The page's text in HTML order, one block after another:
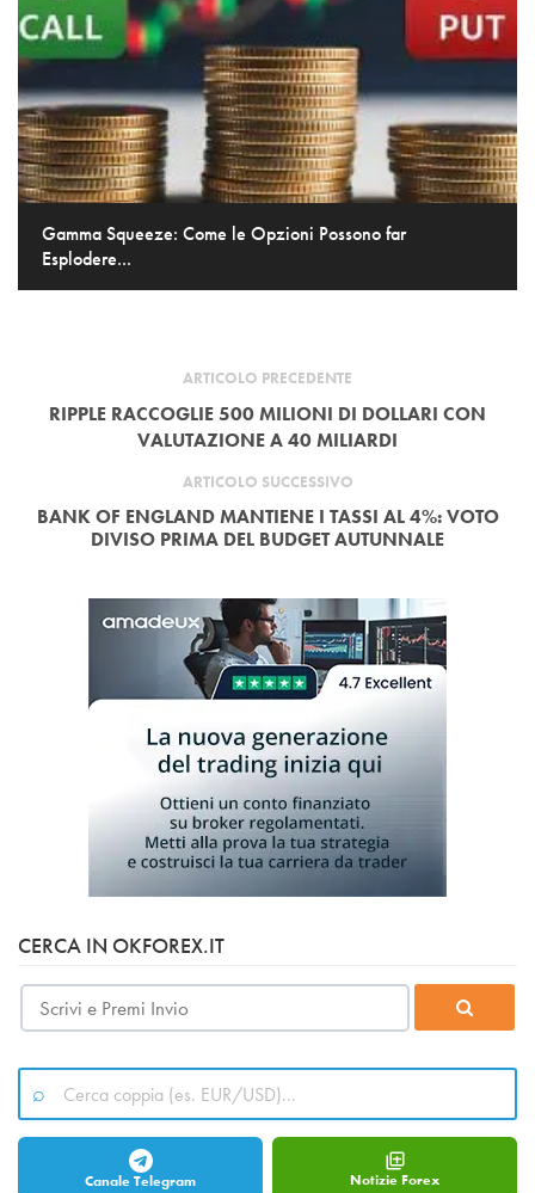
Gamma Squeeze: Come le Opzioni Possono far
Esplodere...
ARTICOLO PRECEDENTE
RIPPLE RACCOGLIE 500 MILIONI DI DOLLARI CON
VALUTAZIONE A 40 MILIARDI
ARTICOLO SUCCESSIVO
BANK OF ENGLAND MANTIENE I TASSI AL 4%: VOTO
DIVISO PRIMA DEL BUDGET AUTUNNALE
CERCA IN OKFOREX.IT
Canale Telegram Notizie Forex